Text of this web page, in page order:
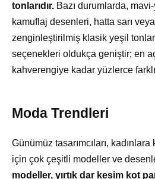
tonlarıdır. Bazı durumlarda,
kamuflaj desenleri, hatta sarı
zenginleştirilmiş klasik yeşil
seçenekleri oldukça geniştir; en
kahverengiye kadar yüzlerce
Moda Trendleri
Günümüz tasarımcıları,
için çok çeşitli modeller ve
modeller, yırtık dar kesim kot